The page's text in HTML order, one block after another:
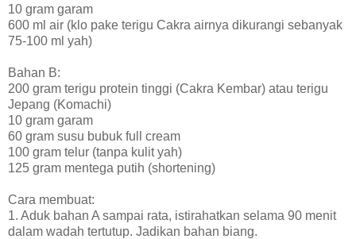
10 gram garam
600 ml air (klo pake terigu Cakra airnya dikurangi sebanyak
75-100 ml yah)
Bahan B:
200 gram terigu protein tinggi (Cakra Kembar) atau terigu
Jepang (Komachi)
10 gram garam
60 gram susu bubuk full cream
100 gram telur (tanpa kulit yah)
125 gram mentega putih (shortening)
Cara membuat:
1. Aduk bahan A sampai rata, istirahatkan selama 90 menit
dalam wadah tertutup. Jadikan bahan biang.